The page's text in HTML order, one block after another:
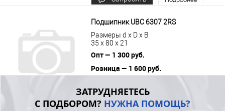
Подшипник UBC 6307 2RS
Размеры d x D x B
35 x 80 x 21
Опт — 1 300 руб.
Розница — 1 600 руб.
ЗАТРУДНЯЕТЕСЬ
С ПОДБОРОМ? НУЖНА ПОМОЩЬ?